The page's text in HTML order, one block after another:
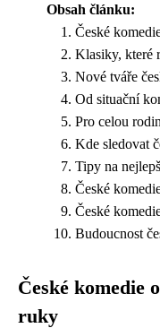
Obsah článku:
České
Klasiky, které
Nové tváře
Od situační
Pro celou
Kde sledovat
Tipy na
České
České
Budoucnost
České komedie
ruky